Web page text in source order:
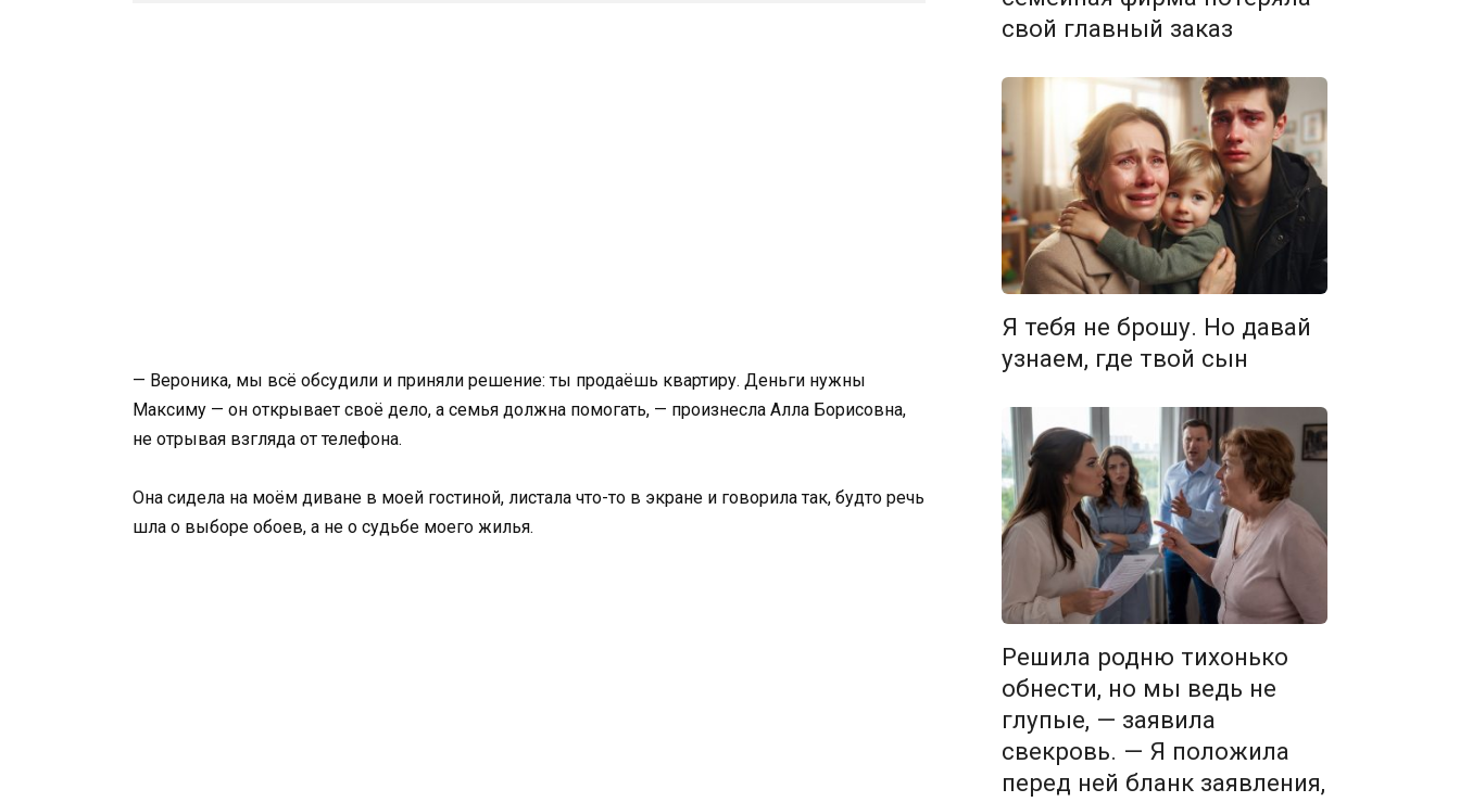
— Вероника, мы всё обсудили и приняли решение: ты продаёшь квартиру. Деньги нужны
Максиму — он открывает своё дело, а семья должна помогать, — произнесла Алла Борисовна,
не отрывая взгляда от телефона.
Она сидела на моём диване в моей гостиной, листала что-то в экране и говорила так, будто речь
шла о выборе обоев, а не о судьбе моего жилья.
свой главный заказ
Я тебя не брошу. Но давай
узнаем, где твой сын
Решила родню тихонько
обнести, но мы ведь не
глупые, — заявила
свекровь. — Я положила
перед ней бланк заявления,